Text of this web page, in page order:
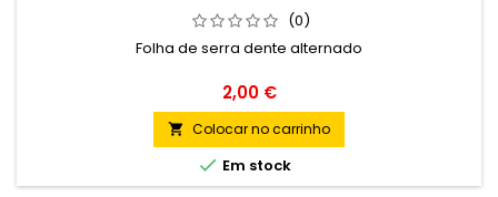
(0)
Folha de serra dente alternado
Preço
2,00 €
 Colocar no carrinho
 Em stock